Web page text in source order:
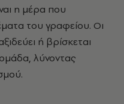
η μέρα που
του γραφείου. Οι
ή βρίσκεται
λύνοντας